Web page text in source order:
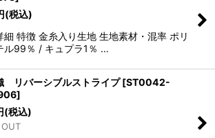
(税込)
細 特徴 金糸入り生地 生地素材・混率 ポリ
ル99％ / キュプラ1％ …
リバーシブルストライプ [ST0042-
]
(税込)
OUT